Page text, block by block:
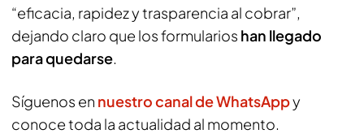
“eficacia, rapidez y trasparencia al cobrar”,
dejando claro que los formularios han llegado
para quedarse.
Síguenos en nuestro canal de WhatsAppy
conoce toda la actualidad al momento.